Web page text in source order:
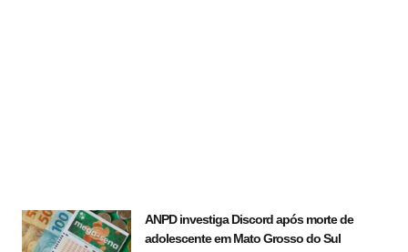
ANPD investiga Discord após morte de
adolescente em Mato Grosso do Sul